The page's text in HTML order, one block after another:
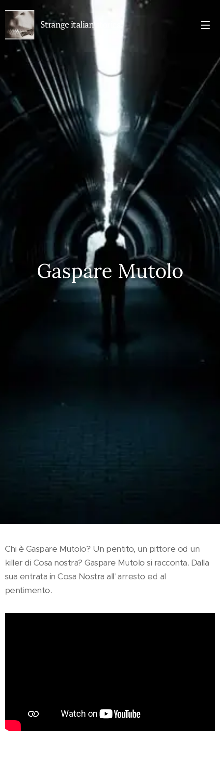
Strange italian stories
Gaspare Mutolo
Chi è Gaspare Mutolo? Un pentito, un pittore od un
killer di Cosa nostra? Gaspare Mutolo si racconta. Dalla
sua entrata in Cosa Nostra all' arresto ed al
pentimento.